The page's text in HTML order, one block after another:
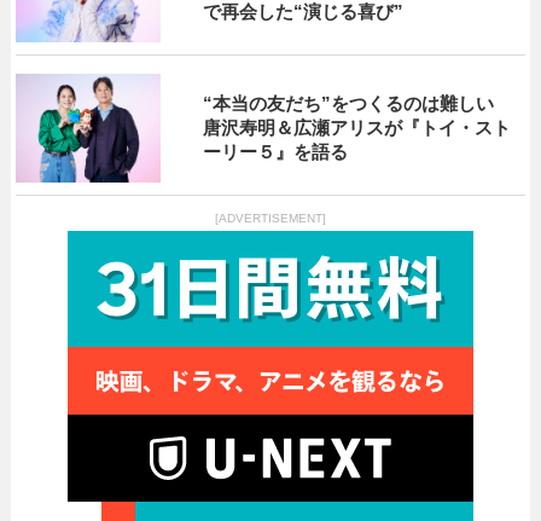
で再会した“演じる喜び”
“本当の友だち”をつくるのは難しい
唐沢寿明＆広瀬アリスが『トイ・スト
ーリー５』を語る
[ADVERTISEMENT]